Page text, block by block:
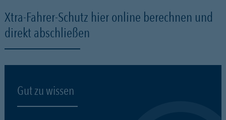
Xtra-Fahrer-Schutz hier online berechnen und
direkt abschließen
Gut zu wissen